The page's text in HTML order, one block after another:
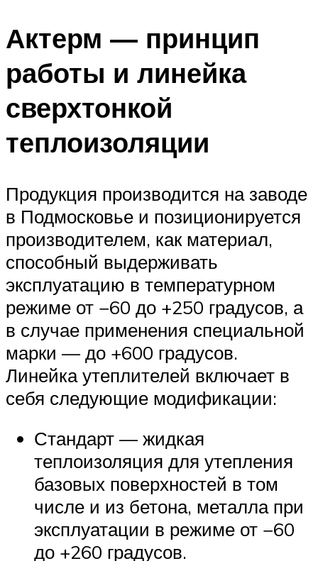
Актерм — принцип
работы и линейка
сверхтонкой
теплоизоляции
Продукция производится на заводе
в Подмосковье и позиционируется
производителем, как материал,
способный выдерживать
эксплуатацию в температурном
режиме от −60 до +250 градусов, а
в случае применения специальной
марки — до +600 градусов.
Линейка утеплителей включает в
себя следующие модификации:
Стандарт — жидкая
теплоизоляция для утепления
базовых поверхностей в том
числе и из бетона, металла при
эксплуатации в режиме от −60
до +260 градусов.